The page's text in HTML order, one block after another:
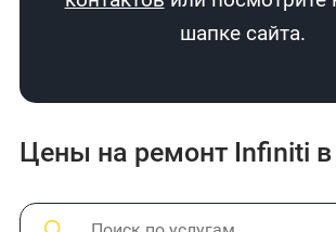
шапке сайта.
Цены на ремонт Infiniti в